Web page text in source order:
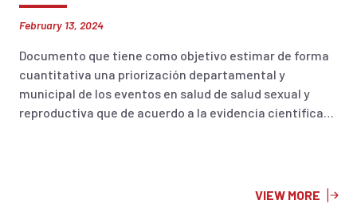
February 13, 2024
Documento que tiene como objetivo estimar de forma
cuantitativa una priorización departamental y
municipal de los eventos en salud de salud sexual y
reproductiva que de acuerdo a la evidencia científica
VIEW MORE